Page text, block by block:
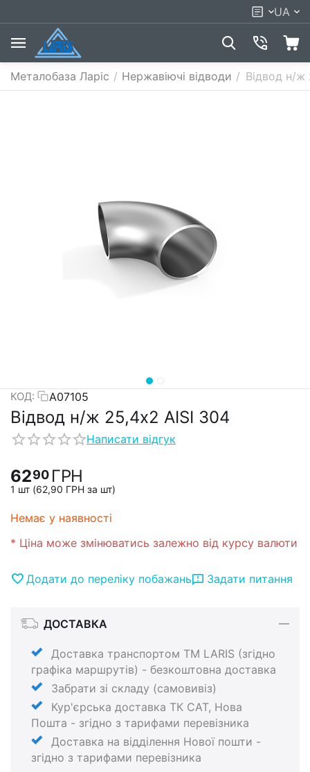
UA
Металобаза Ларіс / Нержавіючі відводи / Відвод н/ж
КОД: А07105
Відвод н/ж 25,4х2 AISI 304
Написати відгук
6290 ГРН
1 шт (62,90 ГРН за шт)
Немає у наявності
* Ціна може змінюватись залежно від курсу валюти
Додати до переліку побажань Задати питання
ДОСТАВКА
Доставка транспортом ТМ LARIS (згідно
графіка маршрутів) - безкоштовна доставка
Забрати зі складу (самовивіз)
Кур'єрська доставка ТК САТ, Нова
Пошта - згідно з тарифами перевізника
Доставка на відділення Нової пошти -
згідно з тарифами перевізника